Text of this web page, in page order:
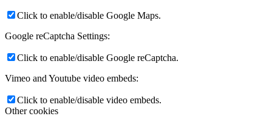
Click to enable/disable Google Maps.
Google reCaptcha Settings:
Click to enable/disable Google reCaptcha.
Vimeo and Youtube video embeds:
Click to enable/disable video embeds.
Other cookies